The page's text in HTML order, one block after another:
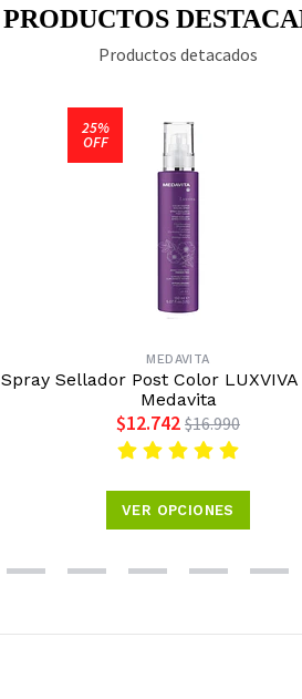
PRODUCTOS
Productos detacados
25%
OFF
MEDAVITA
Spray Sellador Post Color
Medavita
$12.742 $16.990
VER OPCIONES